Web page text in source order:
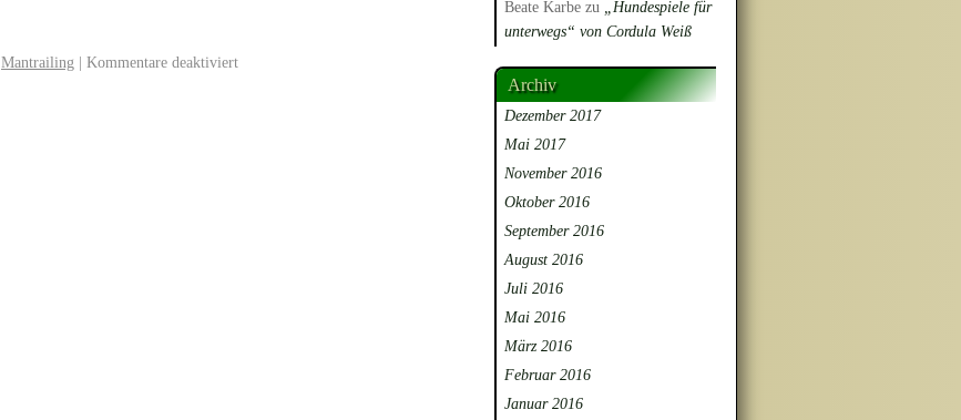
Mantrailing Kommentare deaktiviert
Beate Karbe zu „Hundespiele für
unterwegs“ von Cordula Weiß
Archiv
Dezember 2017
Mai 2017
November 2016
Oktober 2016
September 2016
August 2016
Juli 2016
Mai 2016
März 2016
Februar 2016
Januar 2016